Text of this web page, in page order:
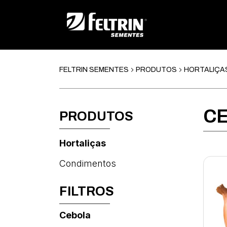
FELTRIN SEMENTES PRODUTOS
PRODUTOS
Hortaliças
Condimentos
FILTROS
Cebola